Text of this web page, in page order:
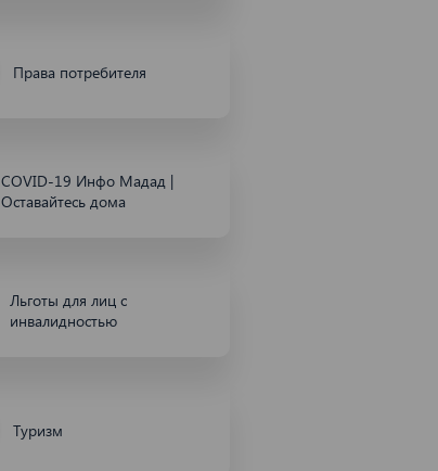
Права потребителя
COVID-19 Инфо Мадад |
Оставайтесь дома
Льготы для лиц с
инвалидностью
Туризм